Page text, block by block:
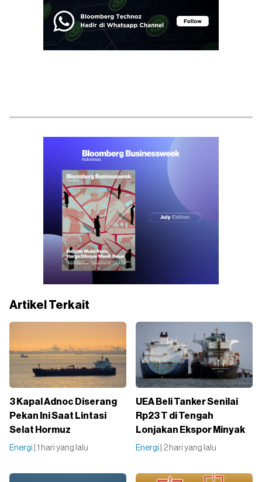
Artikel Terkait
3 Kapal Adnoc Diserang
Pekan Ini Saat Lintasi
Selat Hormuz
Energi | 1 hari yang lalu
UEA Beli Tanker Senilai
Rp23 T di Tengah
Lonjakan Ekspor Minyak
Energi | 2 hari yang lalu